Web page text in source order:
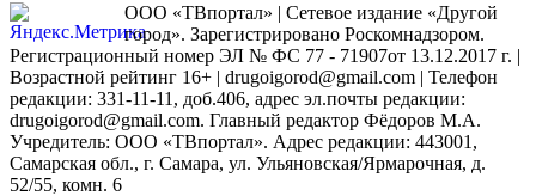
ООО «ТВпортал» | Сетевое издание «Другой
город». Зарегистрировано Роскомнадзором.
Регистрационный номер ЭЛ № ФС 77 - 71907от 13.12.2017 г. |
Возрастной рейтинг 16+ | drugoigorod@gmail.com | Телефон
редакции: 331-11-11, доб.406, адрес эл.почты редакции:
drugoigorod@gmail.com. Главный редактор Фёдоров М.А.
Учредитель: ООО «ТВпортал». Адрес редакции: 443001,
Самарская обл., г. Самара, ул. Ульяновская/Ярмарочная, д.
52/55, комн. 6